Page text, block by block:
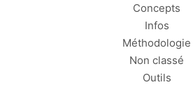
Concepts
Infos
Méthodologie
Non classé
Outils